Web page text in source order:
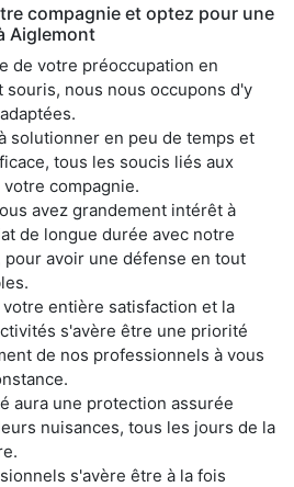
compagnie et optez pour une
Aiglemont
de votre préoccupation en
souris, nous nous occupons d'y
solutionner en peu de temps et
tous les soucis liés aux
compagnie.
avez grandement intérêt à
de longue durée avec notre
avoir une défense en tout
entière satisfaction et la
s'avère être une priorité
de nos professionnels à vous
aura une protection assurée
nuisances, tous les jours de la
s'avère être à la fois